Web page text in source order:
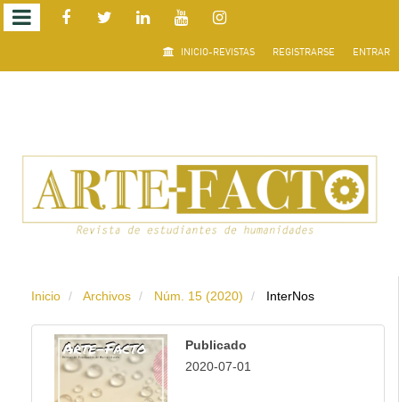
Salto
rápido
contenido
Navegación
principal
Contenido
principal
INICIO-REVISTAS REGISTRARSE ENTRAR
Inicio Archivos Núm. 15 (2020) InterNos
Publicado
2020-07-01